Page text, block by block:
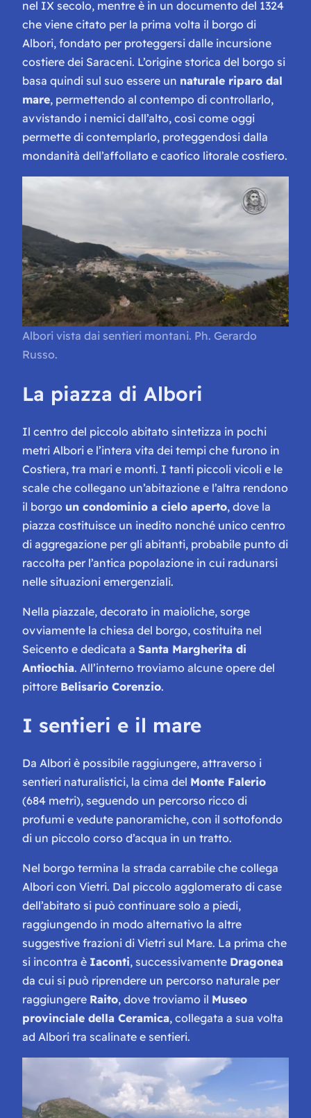
nel IX secolo, mentre è in un documento del 1324
che viene citato per la prima volta il borgo di
Albori, fondato per proteggersi dalle incursione
costiere dei Saraceni. L’origine storica del borgo si
basa quindi sul suo essere un naturale riparo dal
mare, permettendo al contempo di controllarlo,
avvistando i nemici dall’alto, così come oggi
permette di contemplarlo, proteggendosi dalla
mondanità dell’affollato e caotico litorale costiero.
Albori vista dai sentieri montani. Ph. Gerardo
Russo.
La piazza di Albori
Il centro del piccolo abitato sintetizza in pochi
metri Albori e l’intera vita dei tempi che furono in
Costiera, tra mari e monti. I tanti piccoli vicoli e le
scale che collegano un’abitazione e l’altra rendono
il borgo un condominio a cielo aperto, dove la
piazza costituisce un inedito nonché unico centro
di aggregazione per gli abitanti, probabile punto di
raccolta per l’antica popolazione in cui radunarsi
nelle situazioni emergenziali.
Nella piazzale, decorato in maioliche, sorge
ovviamente la chiesa del borgo, costituita nel
Seicento e dedicata a Santa Margherita di
Antiochia. All’interno troviamo alcune opere del
pittore Belisario Corenzio.
I sentieri e il mare
Da Albori è possibile raggiungere, attraverso i
sentieri naturalistici, la cima del Monte Falerio
(684 metri), seguendo un percorso ricco di
profumi e vedute panoramiche, con il sottofondo
di un piccolo corso d’acqua in un tratto.
Nel borgo termina la strada carrabile che collega
Albori con Vietri. Dal piccolo agglomerato di case
dell’abitato si può continuare solo a piedi,
raggiungendo in modo alternativo la altre
suggestive frazioni di Vietri sul Mare. La prima che
si incontra è Iaconti, successivamente Dragonea
da cui si può riprendere un percorso naturale per
raggiungere Raito, dove troviamo il Museo
provinciale della Ceramica, collegata a sua volta
ad Albori tra scalinate e sentieri.